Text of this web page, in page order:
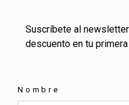
Suscríbete al
descuento en tu
Nombre